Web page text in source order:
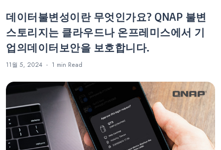
데이터불변성이란 무엇인가요? QNAP 불변
스토리지는 클라우드나 온프레미스에서 기
업의데이터보안을 보호합니다.
11월 5, 2024 1 min Read